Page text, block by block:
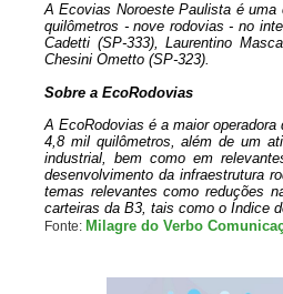
A Ecovias Noroeste Paulista é uma
quilômetros - nove rodovias - no
Cadetti (SP-333), Laurentino
Chesini Ometto (SP-323).
Sobre a EcoRodovias
A EcoRodovias é a maior
4,8 mil quilômetros, além de um
industrial, bem como em
desenvolvimento da infraestrutura
temas relevantes como reduções
carteiras da B3, tais como o Índice
Fonte: Milagre do Verbo